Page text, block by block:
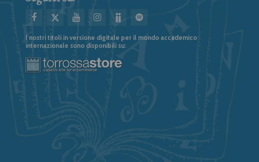
I nostri titoli in versione digitale per il mondo accademico
internazionale sono disponibili su: